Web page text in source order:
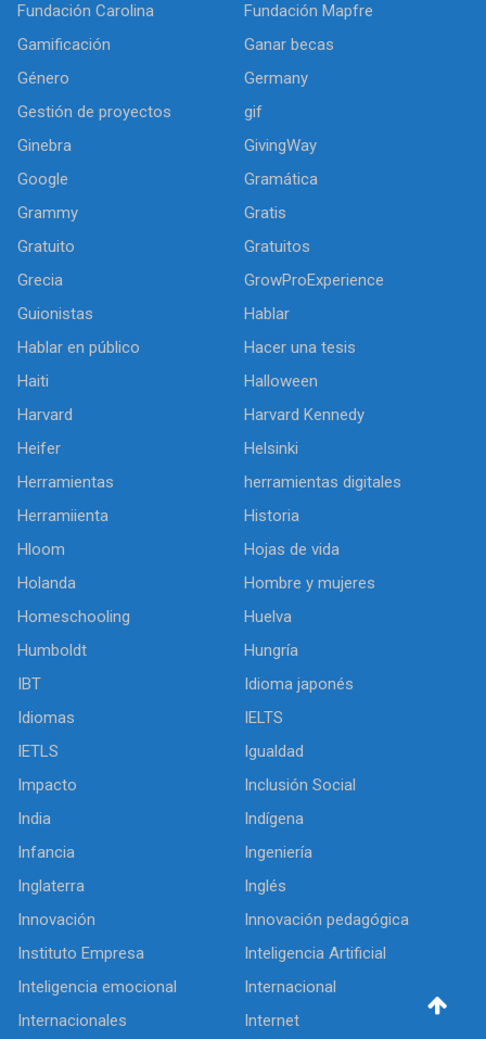
Fundación Carolina
Fundación Mapfre
Gamificación
Ganar becas
Género
Germany
Gestión de proyectos
gif
Ginebra
GivingWay
Google
Gramática
Grammy
Gratis
Gratuito
Gratuitos
Grecia
GrowProExperience
Guionistas
Hablar
Hablar en público
Hacer una tesis
Haiti
Halloween
Harvard
Harvard Kennedy
Heifer
Helsinki
Herramientas
herramientas digitales
Herramiienta
Historia
Hloom
Hojas de vida
Holanda
Hombre y mujeres
Homeschooling
Huelva
Humboldt
Hungría
IBT
Idioma japonés
Idiomas
IELTS
IETLS
Igualdad
Impacto
Inclusión Social
India
Indígena
Infancia
Ingeniería
Inglaterra
Inglés
Innovación
Innovación pedagógica
Instituto Empresa
Inteligencia Artificial
Inteligencia emocional
Internacional
Internacionales
Internet